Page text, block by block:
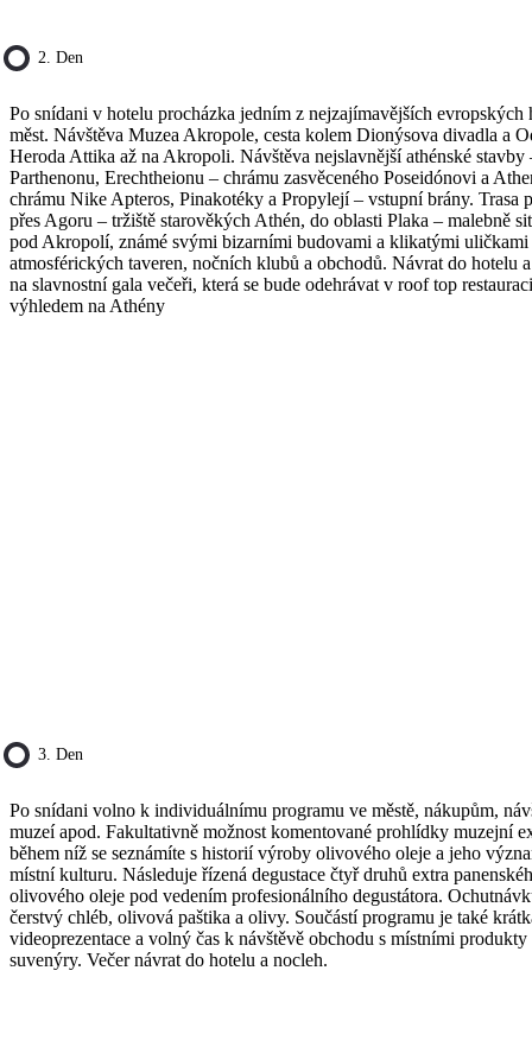
2. Den
Po snídani v hotelu procházka jedním z nejzajímavějších evropských
měst. Návštěva Muzea Akropole, cesta kolem Dionýsova divadla a
Heroda Attika až na Akropoli. Návštěva nejslavnější athénské stavby
Parthenonu, Erechtheionu – chrámu zasvěceného Poseidónovi a
chrámu Nike Apteros, Pinakotéky a Propylejí – vstupní brány. Trasa
přes Agoru – tržiště starověkých Athén, do oblasti Plaka – malebně
pod Akropolí, známé svými bizarními budovami a klikatými
atmosférických taveren, nočních klubů a obchodů. Návrat do hotelu
na slavnostní gala večeři, která se bude odehrávat v roof top
výhledem na Athény
3. Den
Po snídani volno k individuálnímu programu ve městě, nákupům,
muzeí apod. Fakultativně možnost komentované prohlídky muzejní
během níž se seznámíte s historií výroby olivového oleje a jeho
místní kulturu. Následuje řízená degustace čtyř druhů extra
olivového oleje pod vedením profesionálního degustátora.
čerstvý chléb, olivová paštika a olivy. Součástí programu je také
videoprezentace a volný čas k návštěvě obchodu s místními produkty
suvenýry. Večer návrat do hotelu a nocleh.